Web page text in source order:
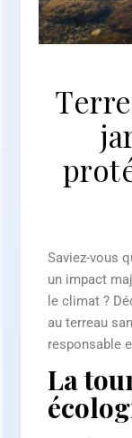
Saviez-vous
un impact
le climat ?
au terreau
responsable
La